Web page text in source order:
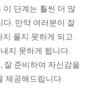
이 단계는 훨씬 더 많
. 만약 여러분이 잘
풀지 못하게 되고
지 못하게 됩니다.
준비하여 자신감을
제공해드립니다.